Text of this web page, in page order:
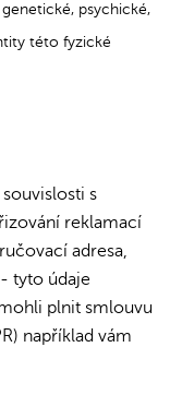
psychické,
této fyzické
s
reklamací
adresa,
tyto údaje
plnit smlouvu
například vám